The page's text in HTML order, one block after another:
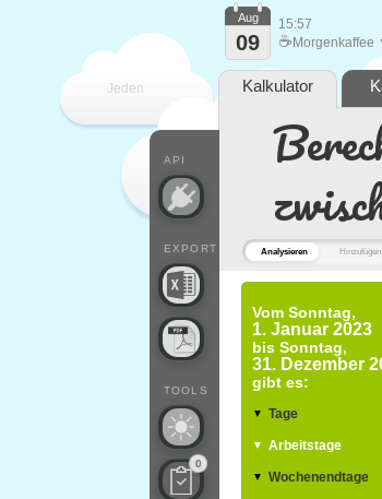
Analysieren Hinzufügen
Vom Sonntag,
1. Januar 2023
bis Sonntag,
31. Dezember
gibt es:
▼ Tage
▼ Arbeitstage
▼ Wochenendtage
Jeden
API
EXPORT
TOOLS
0
Aug
09
15:57
☕ Morgenkaffee
Kalkulator